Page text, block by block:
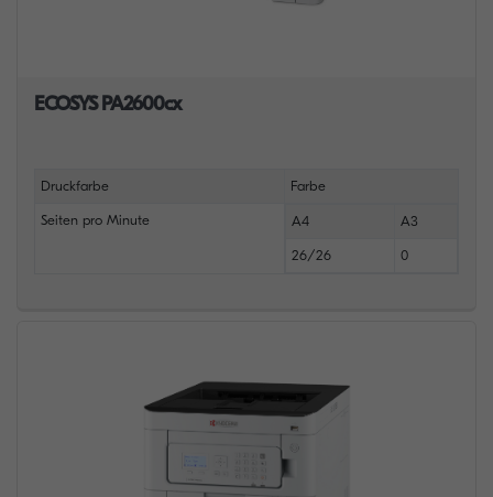
ECOSYS PA2600cx
Druckfarbe Farbe
Seiten pro Minute A4 A3
26/26 0